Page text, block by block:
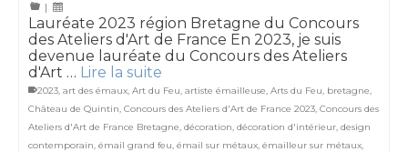
|
Lauréate 2023 région Bretagne du Concours
des Ateliers d'Art de France En 2023, je suis
devenue lauréate du Concours des Ateliers
d'Art … Lire la suite
2023, art des émaux, Art du Feu, artiste émailleuse, Arts du Feu, bretagne,
Château de Quintin, Concours des Ateliers d'Art de France 2023, Concours des
Ateliers d'Art de France Bretagne, décoration, décoration d'intérieur, design
contemporain, émail grand feu, émail sur métaux, émailleur sur métaux,